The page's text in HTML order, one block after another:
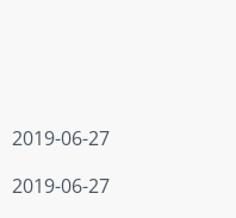
2019-06-27
2019-06-27